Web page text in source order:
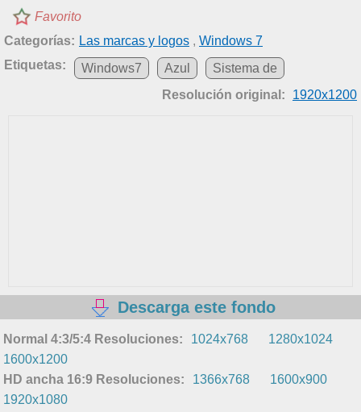
Favorito
Categorías: Las marcas y logos , Windows 7
Etiquetas:
Windows7 Azul
Sistema de
Resolución original:
1920x1200
Descarga este fondo
Normal 4:3/5:4 Resoluciones: 1024x768
1280x1024
1600x1200
HD ancha 16:9 Resoluciones:
1366x768
1600x900
1920x1080